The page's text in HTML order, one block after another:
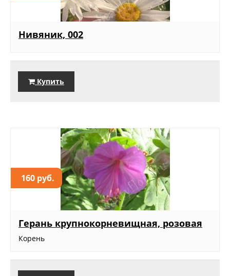
Нивяник, 002
Купить
160 руб.
Герань крупнокорневищная, розовая
Корень